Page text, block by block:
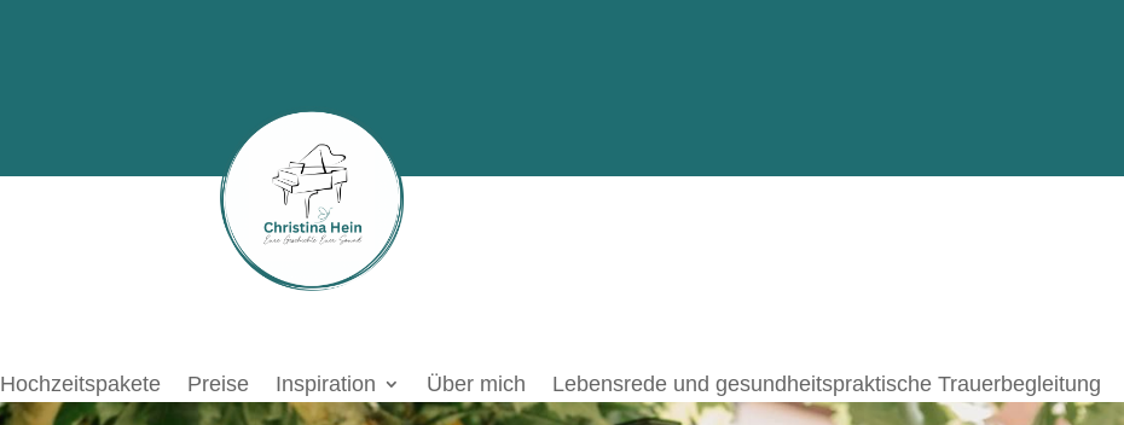
Hochzeitspakete Preise Inspiration Über mich Lebensrede und gesundheitspraktische Trauerbegleitung